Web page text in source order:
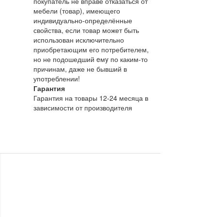
мебели (товар), имеющего
индивидуально-определённые
свойства, если товар может быть
использован исключительно
приобретающим его потребителем,
но не подошедший eмy по каким-то
причинам, даже не бывший в
употреблении!
Гарантия
Гарантия на товары 12-24 месяца в
зависимости от производителя